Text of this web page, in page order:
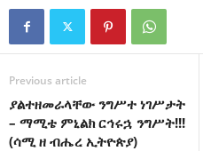
Previous article
ያልተዘመራላቸው ንግሥተ ነገሥታት
– ማሚቴ ምኒልክ ርኅሩኋ ንግሥት!!!
(ሳሚ ዘ ብሔረ ኢትዮጵያ)